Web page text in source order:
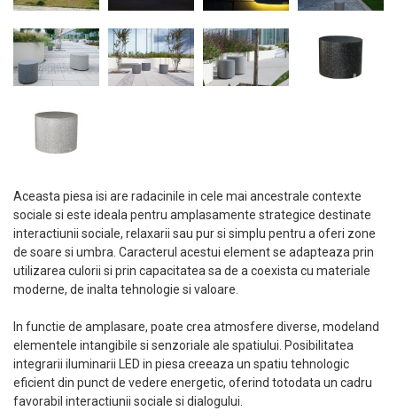
Aceasta piesa isi are radacinile in cele mai ancestrale contexte
sociale si este ideala pentru amplasamente strategice destinate
interactiunii sociale, relaxarii sau pur si simplu pentru a oferi zone
de soare si umbra. Caracterul acestui element se adapteaza prin
utilizarea culorii si prin capacitatea sa de a coexista cu materiale
moderne, de inalta tehnologie si valoare.
In functie de amplasare, poate crea atmosfere diverse, modeland
elementele intangibile si senzoriale ale spatiului. Posibilitatea
integrarii iluminarii LED in piesa creeaza un spatiu tehnologic
eficient din punct de vedere energetic, oferind totodata un cadru
favorabil interactiunii sociale si dialogului.